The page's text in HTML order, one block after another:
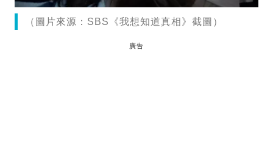
（圖片來源：SBS《我想知道真相》截圖）
廣告